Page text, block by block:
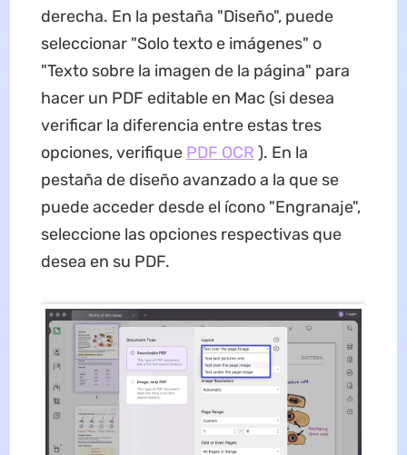
derecha. En la pestaña "Diseño", puede
seleccionar "Solo texto e imágenes" o
"Texto sobre la imagen de la página" para
hacer un PDF editable en Mac (si desea
verificar la diferencia entre estas tres
opciones, verifique PDF OCR ). En la
pestaña de diseño avanzado a la que se
puede acceder desde el ícono "Engranaje",
seleccione las opciones respectivas que
desea en su PDF.